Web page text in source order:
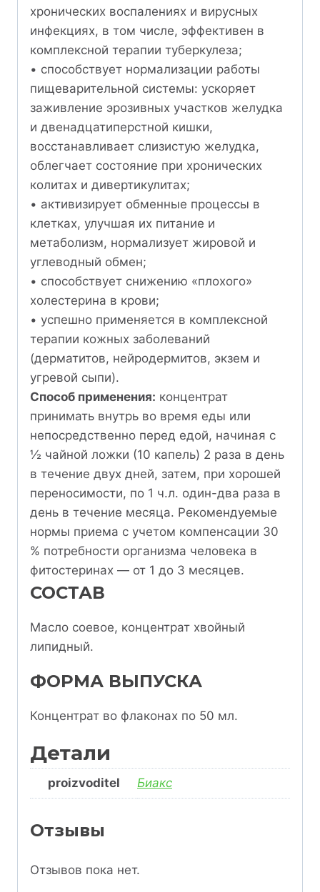
хронических воспалениях и вирусных
инфекциях, в том числе, эффективен в
комплексной терапии туберкулеза;
• способствует нормализации работы
пищеварительной системы: ускоряет
заживление эрозивных участков желудка
и двенадцатиперстной кишки,
восстанавливает слизистую желудка,
облегчает состояние при хронических
колитах и дивертикулитах;
• активизирует обменные процессы в
клетках, улучшая их питание и
метаболизм, нормализует жировой и
углеводный обмен;
• способствует снижению «плохого»
холестерина в крови;
• успешно применяется в комплексной
терапии кожных заболеваний
(дерматитов, нейродермитов, экзем и
угревой сыпи).
Способ применения: концентрат
принимать внутрь во время еды или
непосредственно перед едой, начиная с
½ чайной ложки (10 капель) 2 раза в день
в течение двух дней, затем, при хорошей
переносимости, по 1 ч.л. один-два раза в
день в течение месяца. Рекомендуемые
нормы приема с учетом компенсации 30
% потребности организма человека в
фитостеринах — от 1 до 3 месяцев.
СОСТАВ
Масло соевое, концентрат хвойный
липидный.
ФОРМА ВЫПУСКА
Концентрат во флаконах по 50 мл.
Детали
proizvoditel Биакс
Отзывы
Отзывов пока нет.